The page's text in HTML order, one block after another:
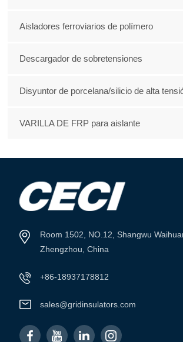
Aisladores ferroviarios de polímero
Descargador de sobretensiones
Disyuntor de porcelana/silicio de alta
VARILLA DE FRP para aislante
Room 1502, NO.12, Shangwu
Zhengzhou, China
+86-18937178812
sales@gridinsulators.com